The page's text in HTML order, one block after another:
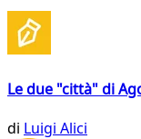
Le due "città" di
di Luigi Alici